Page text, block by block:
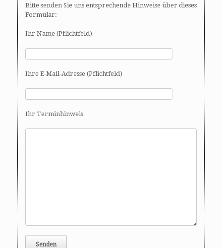
Bitte senden Sie uns entsprechende Hinweise über dieses
Formular:
Ihr Name (Pflichtfeld)
Ihre E-Mail-Adresse (Pflichtfeld)
Ihr Terminhinweis